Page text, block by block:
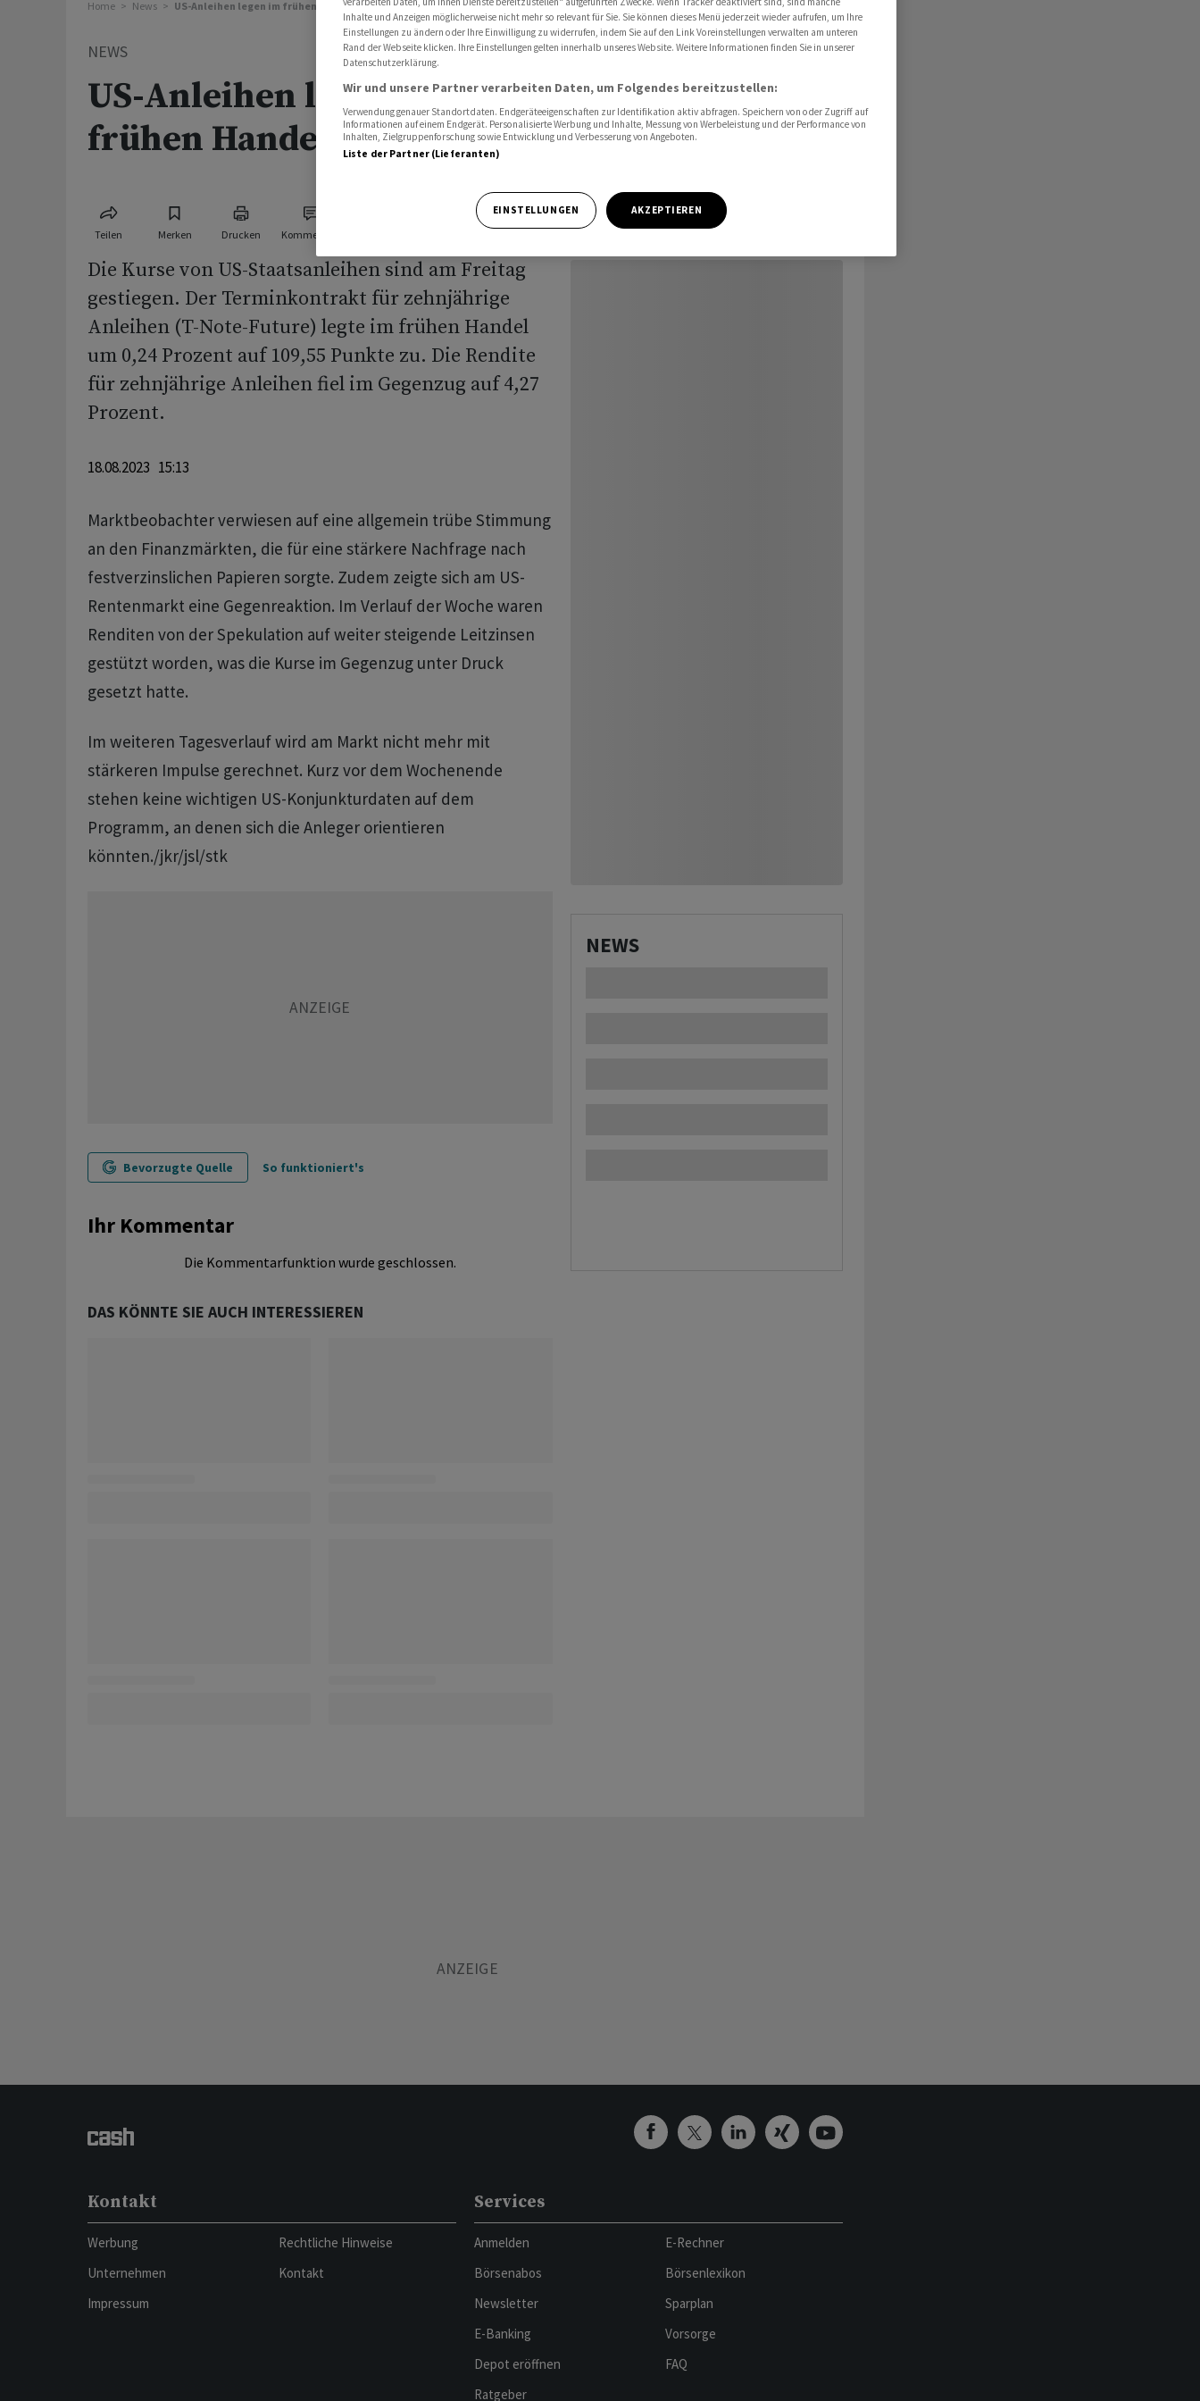
Home News US-Anleihen legen im frühen Handel zu
NEWS
US-Anleihen legen im
frühen Handel zu
Teilen Merken Drucken Kommentare
Die Kurse von US-Staatsanleihen sind am Freitag
gestiegen. Der Terminkontrakt für zehnjährige
Anleihen (T-Note-Future) legte im frühen Handel
um 0,24 Prozent auf 109,55 Punkte zu. Die Rendite
für zehnjährige Anleihen fiel im Gegenzug auf 4,27
Prozent.
18.08.2023 15:13
Marktbeobachter verwiesen auf eine allgemein trübe Stimmung
an den Finanzmärkten, die für eine stärkere Nachfrage nach
festverzinslichen Papieren sorgte. Zudem zeigte sich am US-
Rentenmarkt eine Gegenreaktion. Im Verlauf der Woche waren
Renditen von der Spekulation auf weiter steigende Leitzinsen
gestützt worden, was die Kurse im Gegenzug unter Druck
gesetzt hatte.
Im weiteren Tagesverlauf wird am Markt nicht mehr mit
stärkeren Impulse gerechnet. Kurz vor dem Wochenende
stehen keine wichtigen US-Konjunkturdaten auf dem
Programm, an denen sich die Anleger orientieren
könnten./jkr/jsl/stk
Bevorzugte Quelle So funktioniert's
Ihr Kommentar
Die Kommentarfunktion wurde geschlossen.
DAS KÖNNTE SIE AUCH INTERESSIEREN
NEWS
Kontakt
Werbung
Unternehmen
Impressum
Rechtliche Hinweise
Kontakt
Services
Anmelden
Börsenabos
Newsletter
E-Banking
Depot eröffnen
Ratgeber
E-Rechner
Börsenlexikon
Sparplan
Vorsorge
FAQ
Inhalte und Anzeigen möglicherweise nicht mehr so relevant für Sie. Sie können dieses Menü jederzeit wieder aufrufen, um Ihre
Einstellungen zu ändern oder Ihre Einwilligung zu widerrufen, indem Sie auf den Link Voreinstellungen verwalten am unteren
Rand der Webseite klicken. Ihre Einstellungen gelten innerhalb unseres Website. Weitere Informationen finden Sie in unserer
Datenschutzerklärung.
Wir und unsere Partner verarbeiten Daten, um Folgendes bereitzustellen:
Verwendung genauer Standortdaten. Endgeräteeigenschaften zur Identifikation aktiv abfragen. Speichern von oder Zugriff auf
Informationen auf einem Endgerät. Personalisierte Werbung und Inhalte, Messung von Werbeleistung und der Performance von
Inhalten, Zielgruppenforschung sowie Entwicklung und Verbesserung von Angeboten.
Liste der Partner (Lieferanten)
EINSTELLUNGEN AKZEPTIEREN